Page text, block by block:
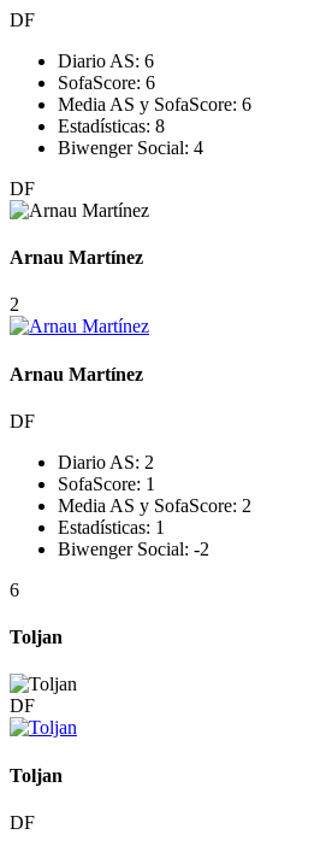
DF
Diario AS: 6
SofaScore: 6
Media AS y SofaScore: 6
Estadísticas: 8
Biwenger Social: 4
DF
Arnau Martínez
2
Arnau Martínez
DF
Diario AS: 2
SofaScore: 1
Media AS y SofaScore: 2
Estadísticas: 1
Biwenger Social: -2
6
Toljan
DF
Toljan
DF